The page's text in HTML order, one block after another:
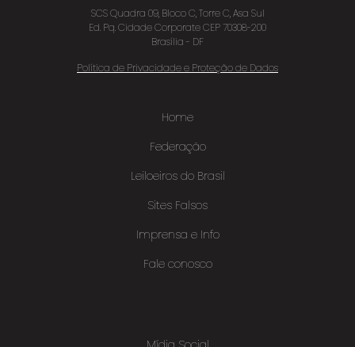
SCS Quadra 09, Bloco C, Torre C, Asa Sul
Ed. Pq. Cidade Corporate CEP 70308-200
Brasília - DF
Política de Privacidade e Proteção de Dados
Home
Federação
Leiloeiros do Brasil
Sites Falsos
Imprensa e Info
Fale conosco